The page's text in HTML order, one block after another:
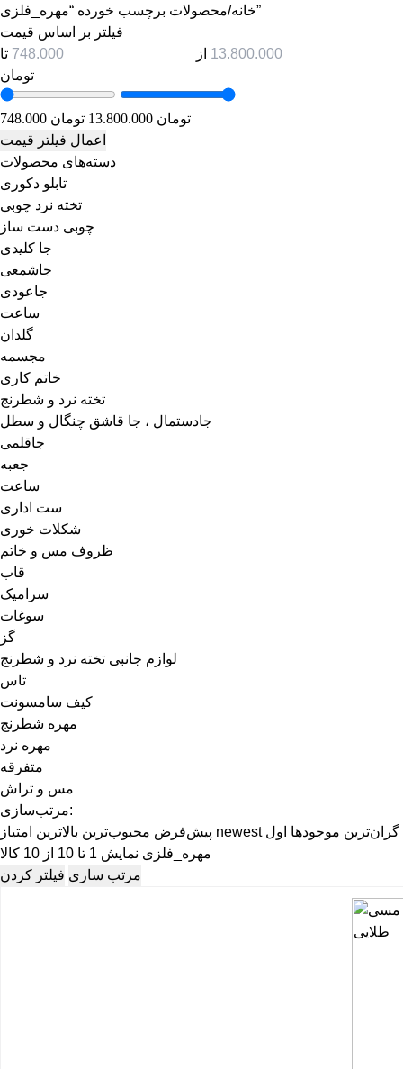
خانه/
محصولات برچسب خورده “مهره_فلزی”
فیلتر بر اساس قیمت
از
تا
تومان
748.000 تومان 13.800.000 تومان
اعمال فیلتر قیمت
دسته‌های محصولات
تابلو دکوری
تخته نرد چوبی
چوبی دست ساز
جا کلیدی
جاشمعی
جاعودی
ساعت
گلدان
مجسمه
خاتم کاری
تخته نرد و شطرنج
جادستمال ، جا قاشق چنگال و سطل
جاقلمی
جعبه
ساعت
ست اداری
شکلات خوری
ظروف مس و خاتم
قاب
سرامیک
سوغات
گز
لوازم جانبی تخته نرد و شطرنج
تاس
کیف سامسونت
مهره شطرنج
مهره نرد
متفرقه
مس و تراش
مرتب‌سازی:
پیش‌فرض محبوب‌ترین بالاترین امتیاز newest گران‌ترین موجودها اول
مهره_فلزی نمایش 1 تا 10 از 10 کالا
فیلتر کردن مرتب سازی